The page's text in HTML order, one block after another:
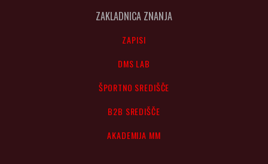
ZAKLADNICA ZNANJA
ZAPISI
DMS LAB
ŠPORTNO SREDIŠČE
B2B SREDIŠČE
AKADEMIJA MM